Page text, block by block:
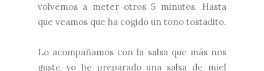
volvemos a meter otros 5 minutos. Hasta
que veamos que ha cogido un tono tostadito.
Lo acompañamos con la salsa que más nos
guste yo he preparado una salsa de miel